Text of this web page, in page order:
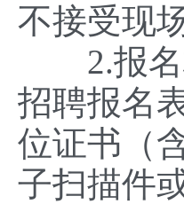
不接受现
2.报名
招聘报名
位证书（
子扫描件